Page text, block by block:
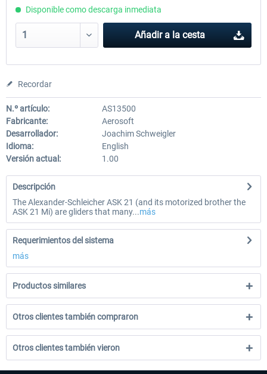
Disponible como descarga inmediata
Añadir a la cesta
Recordar
N.º artículo:
AS13500
Fabricante:
Aerosoft
Desarrollador:
Joachim Schweigler
Idioma:
English
Versión actual:
1.00
Descripción
The Alexander-Schleicher ASK 21 (and its motorized brother the
ASK 21 Mi) are gliders that many...más
Requerimientos del sistema
más
Productos similares
Otros clientes también compraron
Otros clientes también vieron